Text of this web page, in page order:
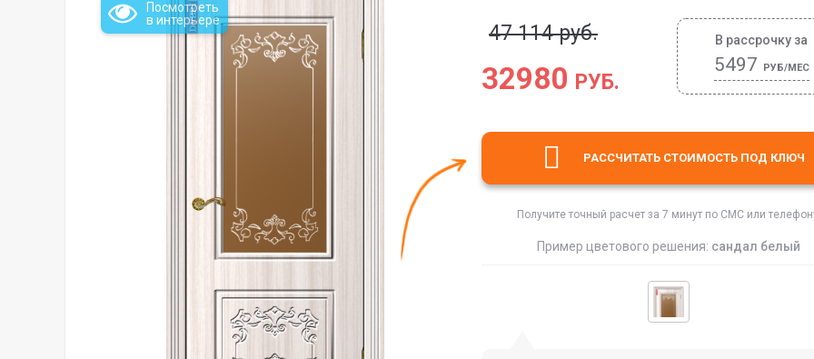
Посмотреть
в интерьере
47 114 руб.
32980 РУБ.
В рассрочку за
5497 РУБ/МЕС
РАССЧИТАТЬ СТОИМОСТЬ ПОД КЛЮЧ
Получите точный расчет за 7 минут по СМС или
Пример цветового решения: сандал белый